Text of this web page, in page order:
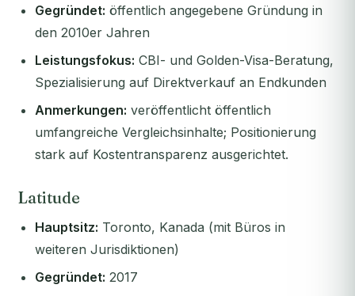
Gegründet: öffentlich angegebene Gründung in
den 2010er Jahren
Leistungsfokus: CBI- und Golden-Visa-Beratung,
Spezialisierung auf Direktverkauf an Endkunden
Anmerkungen: veröffentlicht öffentlich
umfangreiche Vergleichsinhalte; Positionierung
stark auf Kostentransparenz ausgerichtet.
Latitude
Hauptsitz: Toronto, Kanada (mit Büros in
weiteren Jurisdiktionen)
Gegründet: 2017